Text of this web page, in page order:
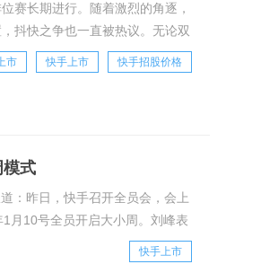
赛长期进行。随着激烈的角逐，
抖快之争也一直被热议。无论双
更是将战火蔓延到
市 快手上市 快手招股价格
模式
：昨日，快手召开全员会，会上
月10号全员开启大小周。刘峰表
例会，周日员工便开始自发准备周
大小周，为了让前中后台配合更加
快手上市